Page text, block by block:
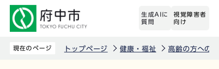
生成AIに
質問
視覚障害者
向け
現在のページ トップページ 健康・福祉 高齢の方への